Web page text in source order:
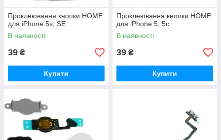
Проклеювання кнопки HOME
для iPhone 5s, SE
В наявності
39 ₴
Купити
Проклеювання кнопки HOME
для iPhone 5, 5c
В наявності
39 ₴
Купити